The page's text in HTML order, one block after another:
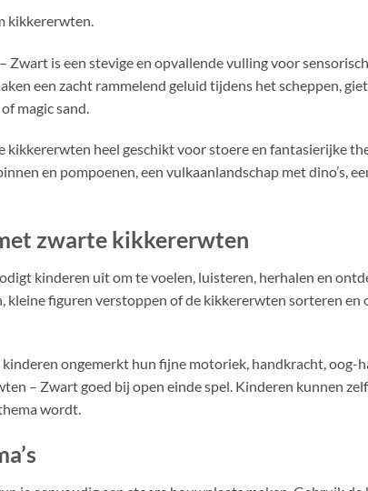
kikkererwten.
Zwart is een stevige en opvallende vulling voor
een zacht rammelend geluid tijdens het scheppen,
magic sand.
kikkererwten heel geschikt voor stoere en fantasierijke
en pompoenen, een vulkaanlandschap met dino’s,
zwarte kikkererwten
kinderen uit om te voelen, luisteren, herhalen en
kleine figuren verstoppen of de kikkererwten sorteren
ongemerkt hun fijne motoriek, handkracht,
– Zwart goed bij open einde spel. Kinderen kunnen
wordt.